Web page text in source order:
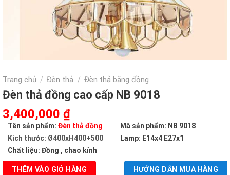
Trang chủ / Đèn thả / Đèn thả bằng đồng
Đèn thả đồng cao cấp NB 9018
Giá
gốc
là:
6,210,000 ₫.
3,400,000 ₫Giá
hiện
tại
là:
3,400,000 ₫.
Tên sản phẩm: Đèn thả đồng
Mã sản phẩm: NB 9018
Kích thước: Ø400xH400+500
Lamp: E14x4 E27x1
Chất liệu: Đồng , chao kính
HƯỚNG DẪN MUA HÀNG
THÊM VÀO GIỎ HÀNG